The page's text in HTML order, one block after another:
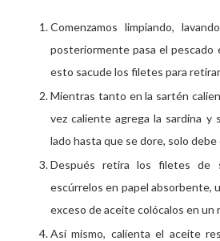
Comenzamos limpiando,
posteriormente pasa el pescado
esto sacude los filetes para
Mientras tanto en la sartén
vez caliente agrega la sardina y
lado hasta que se dore, solo
Después retira los filetes de
escúrrelos en papel absorbente,
exceso de aceite colócalos en
Así mismo, calienta el aceite